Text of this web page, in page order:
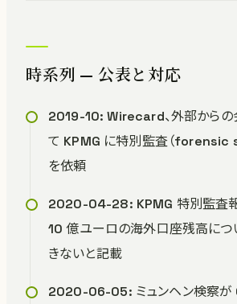
時系列 — 公表と対応
2019-10: Wirecard、外部からの
て KPMG に特別監査（forensic
を依頼
2020-04-28: KPMG 特別監査
10 億ユーロの海外口座残高につ
きないと記載
2020-06-05: ミュンヘン検察が